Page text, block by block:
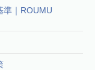
準｜ROUMU